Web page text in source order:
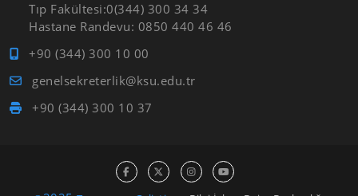
Tıp Fakültesi:0(344) 300 34 34
Hastane Randevu: 0850 440 46 46
+90 (344) 300 10 00
genelsekreterlik@ksu.edu.tr
+90 (344) 300 10 37